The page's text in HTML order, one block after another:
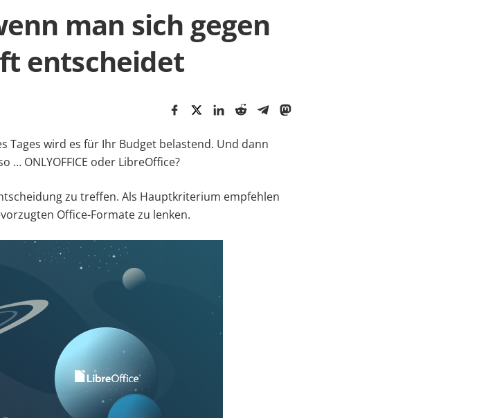
man sich gegen
entscheidet
Tages wird es für Ihr Budget belastend. Und dann
… ONLYOFFICE oder LibreOffice?
zu treffen. Als Hauptkriterium empfehlen
Office-Formate zu lenken.